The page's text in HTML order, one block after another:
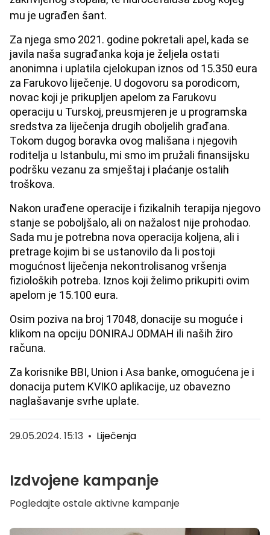
mu je ugrađen šant.
Za njega smo 2021. godine pokretali apel, kada se
javila naša sugrađanka koja je željela ostati
anonimna i uplatila cjelokupan iznos od 15.350 eura
za Farukovo liječenje. U dogovoru sa porodicom,
novac koji je prikupljen apelom za Farukovu
operaciju u Turskoj, preusmjeren je u programska
sredstva za liječenja drugih oboljelih građana.
Tokom dugog boravka ovog mališana i njegovih
roditelja u Istanbulu, mi smo im pružali finansijsku
podršku vezanu za smještaj i plaćanje ostalih
troškova.
Nakon urađene operacije i fizikalnih terapija njegovo
stanje se poboljšalo, ali on nažalost nije prohodao.
Sada mu je potrebna nova operacija koljena, ali i
pretrage kojim bi se ustanovilo da li postoji
mogućnost liječenja nekontrolisanog vršenja
fizioloških potreba. Iznos koji želimo prikupiti ovim
apelom je 15.100 eura.
Osim poziva na broj 17048, donacije su moguće i
klikom na opciju DONIRAJ ODMAH ili naših žiro
računa.
Za korisnike BBI, Union i Asa banke, omogućena je i
donacija putem KVIKO aplikacije, uz obavezno
naglašavanje svrhe uplate.
29.05.2024. 15:13 • Liječenja
Izdvojene kampanje
Pogledajte ostale aktivne kampanje